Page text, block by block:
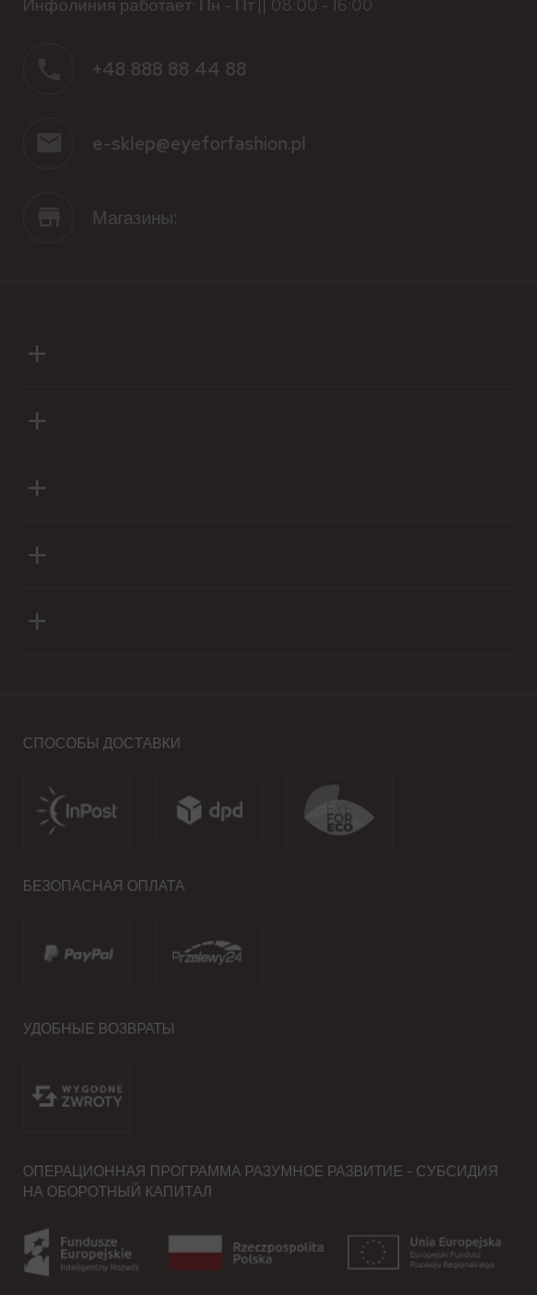
Инфолиния работает: Пн - Пт || 08:00 - 16:00
+48 888 88 44 88
e-sklep@eyeforfashion.pl
Магазины:
СПОСОБЫ ДОСТАВКИ
БЕЗОПАСНАЯ ОПЛАТА
УДОБНЫЕ ВОЗВРАТЫ
ОПЕРАЦИОННАЯ ПРОГРАММА РАЗУМНОЕ РАЗВИТИЕ - СУБСИДИЯ
НА ОБОРОТНЫЙ КАПИТАЛ